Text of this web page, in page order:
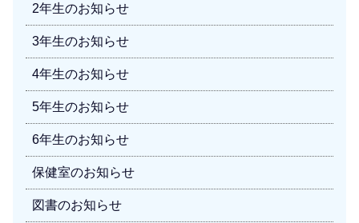
2年生のお知らせ
3年生のお知らせ
4年生のお知らせ
5年生のお知らせ
6年生のお知らせ
保健室のお知らせ
図書のお知らせ